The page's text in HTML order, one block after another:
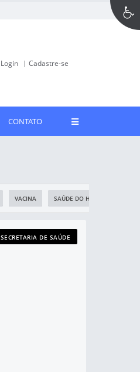
Login Cadastre-se
CONTATO
VACINA SAÚDE DO HOMEM
SECRETARIA DE SAÚDE